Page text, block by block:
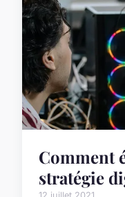
Comment
stratégie